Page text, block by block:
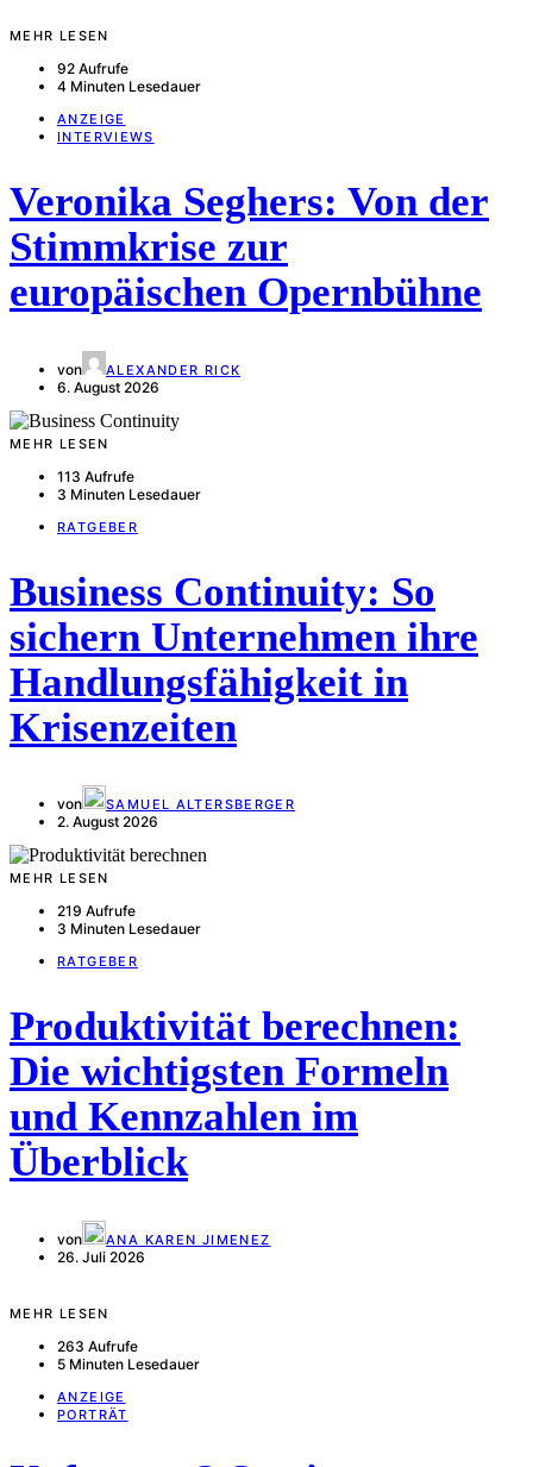
MEHR LESEN
92 Aufrufe
4 Minuten Lesedauer
ANZEIGE
INTERVIEWS
Veronika Seghers: Von der
Stimmkrise zur
europäischen Opernbühne
von ALEXANDER RICK
6. August 2026
MEHR LESEN
113 Aufrufe
3 Minuten Lesedauer
RATGEBER
Business Continuity: So
sichern Unternehmen ihre
Handlungsfähigkeit in
Krisenzeiten
von SAMUEL ALTERSBERGER
2. August 2026
MEHR LESEN
219 Aufrufe
3 Minuten Lesedauer
RATGEBER
Produktivität berechnen:
Die wichtigsten Formeln
und Kennzahlen im
Überblick
von ANA KAREN JIMENEZ
26. Juli 2026
MEHR LESEN
263 Aufrufe
5 Minuten Lesedauer
ANZEIGE
PORTRÄT